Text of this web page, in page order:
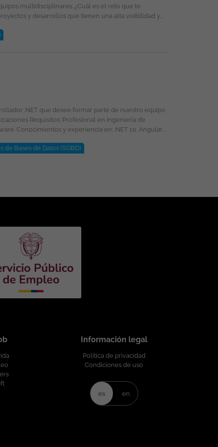
de la plantilla y garantizando la igualdad de
de género, edad, discapacidad, orientación sexual,
personal o social. Esta vacante es divulgada a través de ticjob.co
formación y promoción ofreciendo un entorno
.NET que desee formar parte de nuestro equipo
de Bases de Datos (SGBD)
Información legal
Política de privacidad
Condiciones de uso
es en